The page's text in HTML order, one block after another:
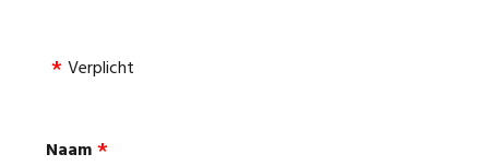
Verplicht
Naam